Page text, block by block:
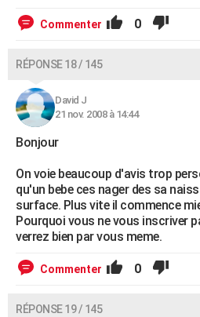
Commenter 0
RÉPONSE 18 / 145
David J
21 nov. 2008 à 14:44
Bonjour
On voie beaucoup d'avis trop
qu'un bebe ces nager des sa
surface. Plus vite il commence
Pourquoi vous ne vous inscriver
verrez bien par vous meme.
Commenter 0
RÉPONSE 19 / 145